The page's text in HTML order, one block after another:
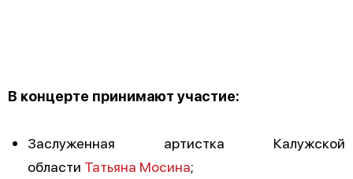
В концерте принимают участие:
Заслуженная артистка Калужской
области Татьяна Мосина;